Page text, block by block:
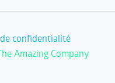
confidentialité
Amazing Company